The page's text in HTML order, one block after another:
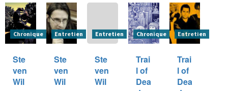
Chronique
Ste
ven
Wil
Entretien
Ste
ven
Wil
Entretien
Ste
ven
Wil
Chronique
Trai
l of
Dea
Entretien
Trai
l of
Dea